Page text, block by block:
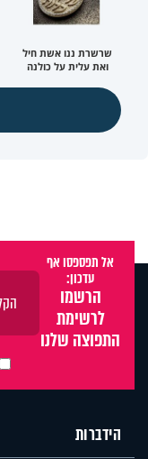
שרשרת ננו אשת חיל
ואת עלית על כולנה
אל תפספסו אף
עדכון:
הרשמו
לרשימת
התפוצה שלנו
הידברות